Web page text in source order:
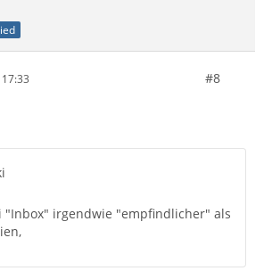
#8
"Inbox" irgendwie "empfindlicher" als